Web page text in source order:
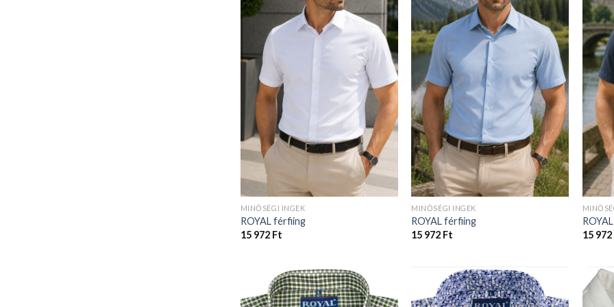
MINŐSÉGI INGEK
ROYAL férfiing
15 972 Ft
MINŐSÉGI INGEK
ROYAL férfiing
15 972 Ft
15 972